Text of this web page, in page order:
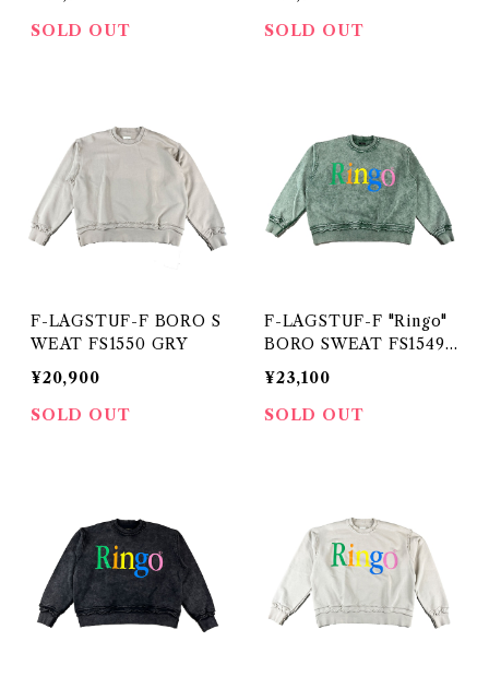
SOLD OUT
SOLD OUT
F-LAGSTUF-F BORO S
WEAT FS1550 GRY
¥20,900
SOLD OUT
F-LAGSTUF-F "Ringo"
BORO SWEAT FS1549
GREEN
¥23,100
SOLD OUT